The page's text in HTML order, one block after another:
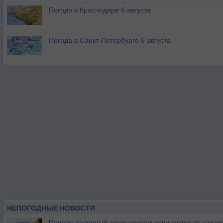
Погода в Краснодаре 6 августа
Погода в Санкт-Петербурге 6 августа
НЕПОГОДНЫЕ НОВОСТИ